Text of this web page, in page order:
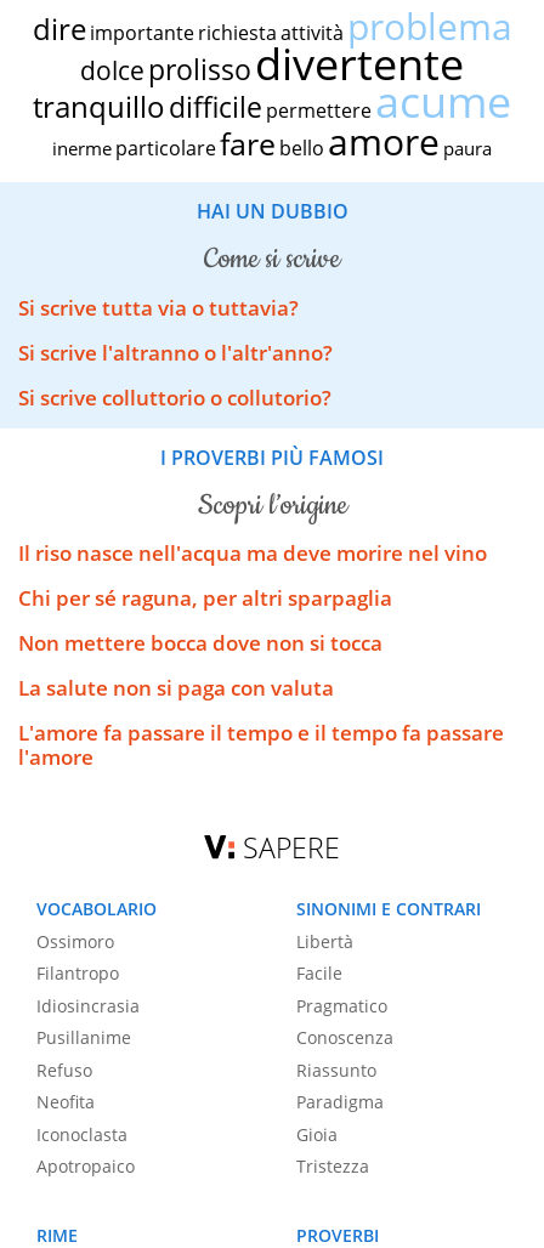
dire importante richiestaattività problema
dolce prolissodivertente
tranquillodifficile permettereacume
inerme particolarefare bello amore paura
HAI UN DUBBIO
come si scrive
Si scrive tutta via o tuttavia?
Si scrive l'altranno o l'altr'anno?
Si scrive colluttorio o collutorio?
I PROVERBI PIÙ FAMOSI
scopri l’origine
Il riso nasce nell'acqua ma deve morire nel vino
Chi per sé raguna, per altri sparpaglia
Non mettere bocca dove non si tocca
La salute non si paga con valuta
L'amore fa passare il tempo e il tempo fa passare
l'amore
SAPERE
VOCABOLARIO
Ossimoro
Filantropo
Idiosincrasia
Pusillanime
Refuso
Neofita
Iconoclasta
Apotropaico
SINONIMI E CONTRARI
Libertà
Facile
Pragmatico
Conoscenza
Riassunto
Paradigma
Gioia
Tristezza
RIME
PROVERBI